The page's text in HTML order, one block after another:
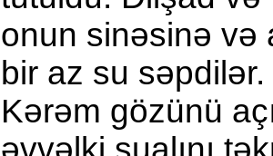
onun sinəsinə və
bir az su səpdilər.
Kərəm gözünü